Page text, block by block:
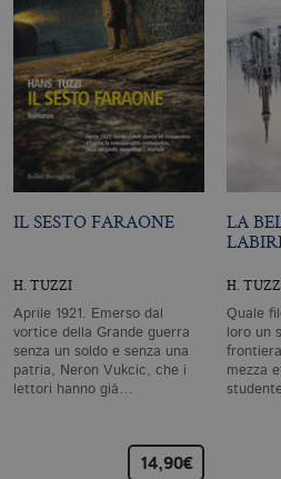
IL SESTO FARAONE
H. TUZZI
Aprile 1921. Emerso dal
vortice della Grande guerra
senza un soldo e senza una
patria, Neron Vukcic, che i
lettori hanno già…
14,90€
LA
H.
Quale
loro un
mezza
1 giorno
è
e